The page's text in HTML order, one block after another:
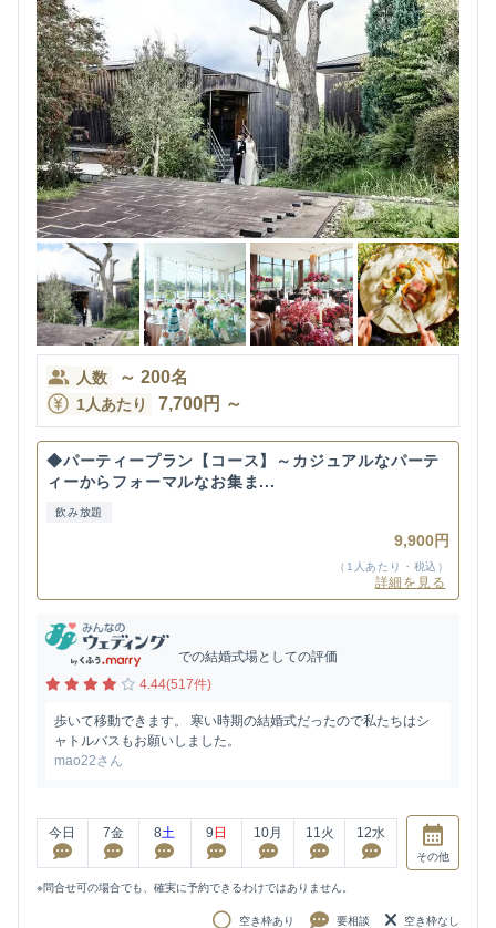
人数 ～ 200名
1人あたり 7,700円 ～
◆パーティープラン【コース】～カジュアルなパーテ
ィーからフォーマルなお集ま...
飲み放題
9,900円
（1人あたり・税込）
詳細を見る
での結婚式場としての評価
4.44(517件)
歩いて移動できます。 寒い時期の結婚式だったので私たちはシ
ャトルバスもお願いしました。
mao22さん
今日 7金 8土 9 日 10月 11 火 12水
その他
※問合せ可の場合でも、確実に予約できるわけではありません。
空き枠あり 要相談 空き枠なし